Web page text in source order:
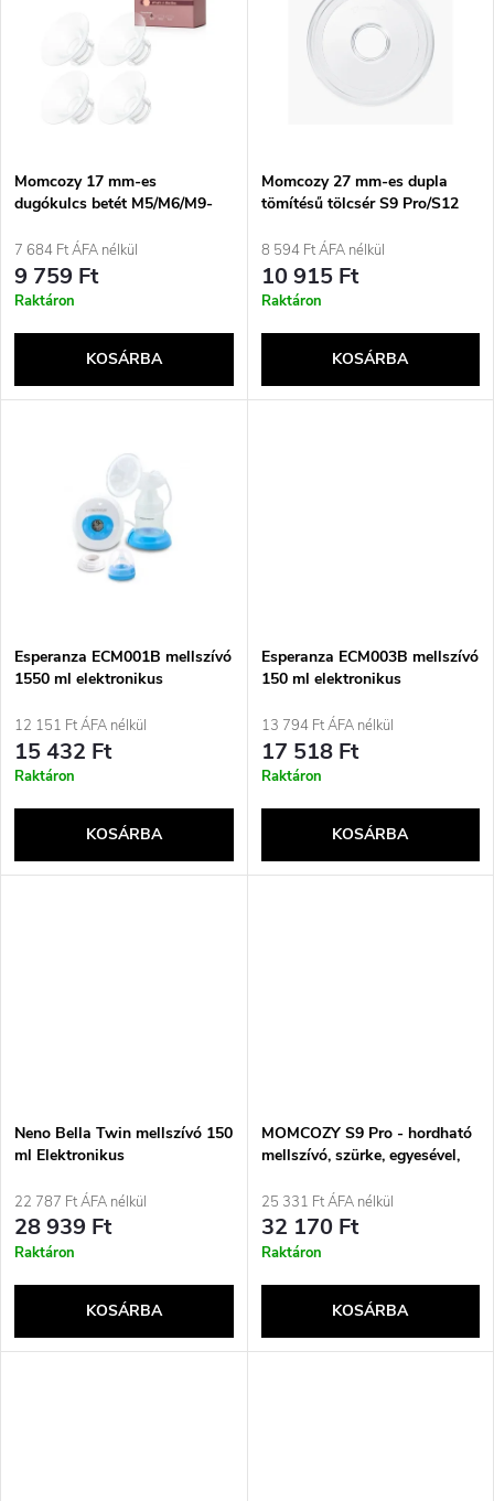
e
k
r
n
é
s
e
é
k
e
k
l
j
a
Momcozy 17 mm-es
dugókulcs betét M5/M6/M9-
7 684 Ft ÁFA nélkül
9 759 Ft
Raktáron
KOSÁRBA
Momcozy 27 mm-es dupla
tömítésű tölcsér S9 Pro/S12
8 594 Ft ÁFA nélkül
10 915 Ft
Raktáron
KOSÁRBA
Esperanza ECM001B mellszívó
1550 ml elektronikus
12 151 Ft ÁFA nélkül
15 432 Ft
Raktáron
KOSÁRBA
Esperanza ECM003B mellszívó
150 ml elektronikus
13 794 Ft ÁFA nélkül
17 518 Ft
Raktáron
KOSÁRBA
Neno Bella Twin mellszívó 150
ml Elektronikus
22 787 Ft ÁFA nélkül
28 939 Ft
Raktáron
KOSÁRBA
MOMCOZY S9 Pro - hordható
mellszívó, szürke, egyesével,
25 331 Ft ÁFA nélkül
32 170 Ft
Raktáron
KOSÁRBA